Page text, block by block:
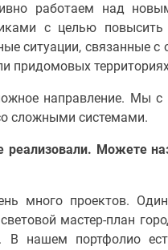
работаем над
с целью
ситуации, связанные
придомовых
направление. Мы
сложными системами.
Можете
много проектов.
мастер-план
В нашем портфолио